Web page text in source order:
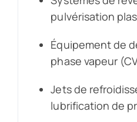
pulvérisation
Équipement de
phase vapeur
Jets de
lubrification de